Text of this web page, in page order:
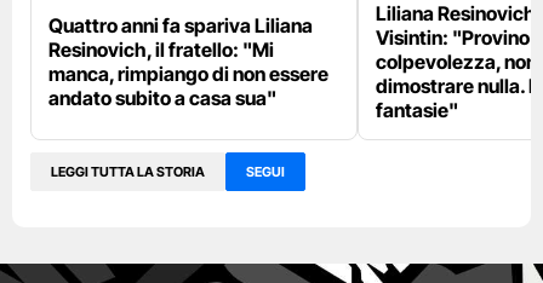
Quattro anni fa spariva Liliana
Resinovich, il fratello: "Mi
manca, rimpiango di non essere
andato subito a casa sua"
Liliana
Visintin: "Provino
colpevolezza, non
dimostrare nulla.
fantasie"
LEGGI TUTTA LA STORIA SEGUI